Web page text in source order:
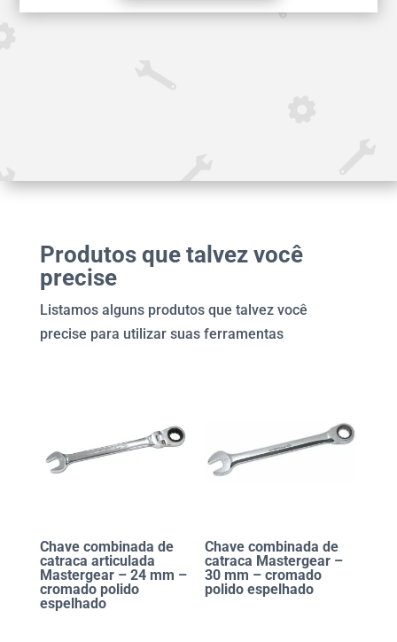
Produtos que talvez você
precise
Listamos alguns produtos que talvez você
precise para utilizar suas ferramentas
Chave combinada de
catraca articulada
Mastergear – 24 mm –
cromado polido
espelhado
Chave combinada de
catraca Mastergear –
30 mm – cromado
polido espelhado